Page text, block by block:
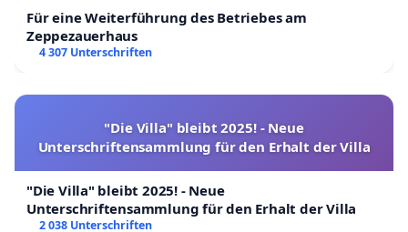
Für eine Weiterführung des Betriebes am
Zeppezauerhaus
4 307 Unterschriften
"Die Villa" bleibt 2025! - Neue
Unterschriftensammlung für den Erhalt der Villa
"Die Villa" bleibt 2025! - Neue
Unterschriftensammlung für den Erhalt der Villa
2 038 Unterschriften